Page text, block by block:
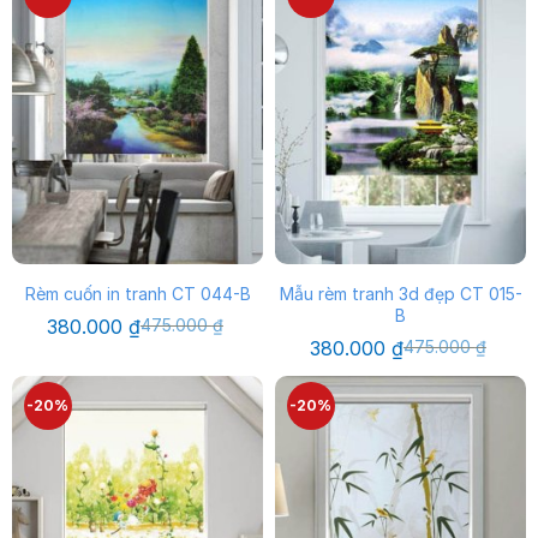
380.000 ₫.
380.000 ₫.
Rèm cuốn in tranh CT 044-B
475.000₫
Giá
gốc
475.000 ₫.
380.000 ₫Giá
hiện
là:
380.000 ₫.
Mẫu rèm tranh 3d đẹp CT 015-
B
475.000₫
Giá
gốc
là:
475.000 ₫.
380.000 ₫Giá
hiện
tại
là:
380.000 ₫.
-20% -20%